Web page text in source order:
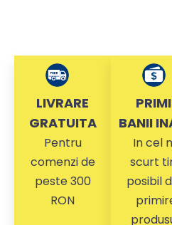
LIVRARE
GRATUITA
Pentru
comenzi de
peste 300
RON
BANII
In cel
scurt
posibil